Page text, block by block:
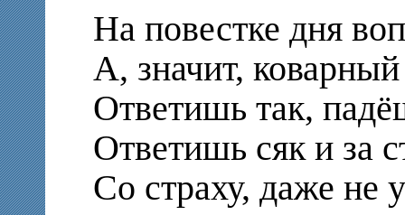
На повестке дня
А, значит,
Ответишь так,
Ответишь сяк и за
Со страху, даже не